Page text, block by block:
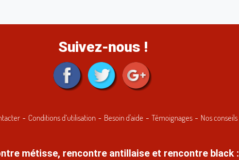
Suivez-nous !
Conditions d’utilisation Besoin d'aide Témoignages Nos conseils
métisse, rencontre antillaise et rencontre black :